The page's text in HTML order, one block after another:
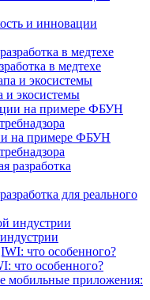
и инновации
в медтехе
и экосистемы
на примере ФБУН
для реального
что особенного?